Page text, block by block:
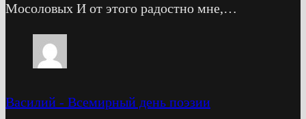
Мосоловых И от этого радостно мне,…
Василий - Всемирный день поэзии